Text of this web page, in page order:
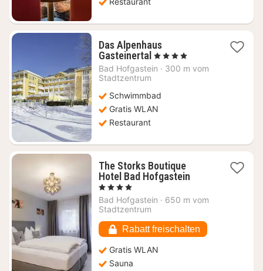
Das Alpenhaus
Gasteinertal 1
Nacht
€
, 4 Sterne
Bad Hofgastein · 300 m vom
Stadtzentrum
Schwimmbad
Gratis WLAN
Restaurant
The Storks Boutique
Hotel Bad Hofgastein1
ab
, 4 Sterne
Bad Hofgastein · 650 m vom
Stadtzentrum
Rabatt freischalten
Gratis WLAN
Sauna